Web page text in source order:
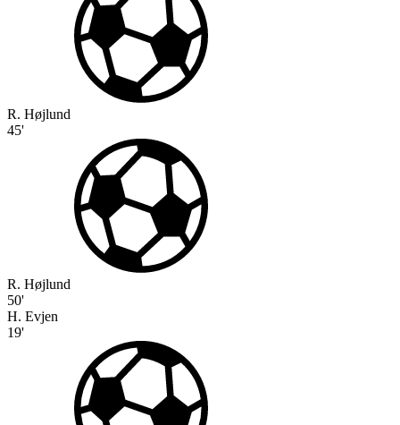
R. Højlund
45'
R. Højlund
50'
H. Evjen
19'